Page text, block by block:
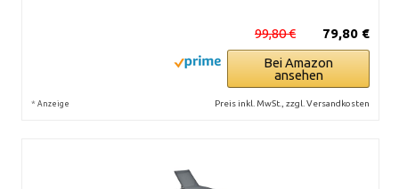
79,80 €
99,80 €
Bei Amazon
ansehen
* Anzeige Preis inkl. MwSt., zzgl. Versandkosten